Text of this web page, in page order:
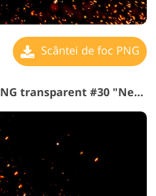
Scântei de foc PNG
Focul face scântei PNG transparent #30 "New Beginning"